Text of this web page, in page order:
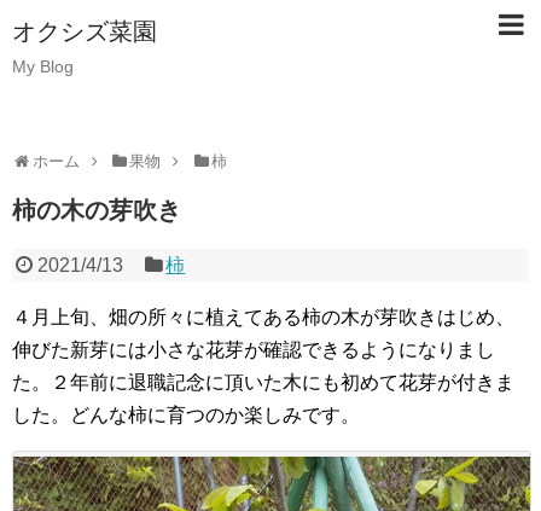
オクシズ菜園
My Blog
ホーム 果物 柿
柿の木の芽吹き
2021/4/13 柿
４月上旬、畑の所々に植えてある柿の木が芽吹きはじめ、
伸びた新芽には小さな花芽が確認できるようになりまし
た。２年前に退職記念に頂いた木にも初めて花芽が付きま
した。どんな柿に育つのか楽しみです。